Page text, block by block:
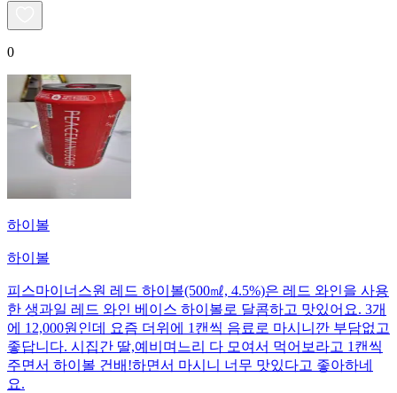
0
하이볼
하이볼
피스마이너스원 레드 하이볼(500㎖, 4.5%)은 레드 와인을 사용
한 생과일 레드 와인 베이스 하이볼로 달콤하고 맛있어요. 3개
에 12,000원인데 요즘 더위에 1캔씩 음료로 마시니깐 부담없고
좋답니다. 시집간 딸,예비며느리 다 모여서 먹어보라고 1캔씩
주면서 하이볼 건배!하면서 마시니 너무 맛있다고 좋아하네
요.